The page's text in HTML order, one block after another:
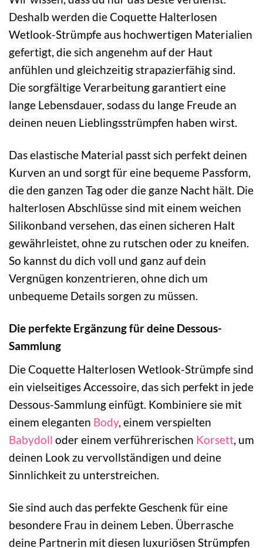
Deshalb werden die Coquette Halterlosen
Wetlook-Strümpfe aus hochwertigen Materialien
gefertigt, die sich angenehm auf der Haut
anfühlen und gleichzeitig strapazierfähig sind.
Die sorgfältige Verarbeitung garantiert eine
lange Lebensdauer, sodass du lange Freude an
deinen neuen Lieblingsstrümpfen haben wirst.
Das elastische Material passt sich perfekt deinen
Kurven an und sorgt für eine bequeme Passform,
die den ganzen Tag oder die ganze Nacht hält. Die
halterlosen Abschlüsse sind mit einem weichen
Silikonband versehen, das einen sicheren Halt
gewährleistet, ohne zu rutschen oder zu kneifen.
So kannst du dich voll und ganz auf dein
Vergnügen konzentrieren, ohne dich um
unbequeme Details sorgen zu müssen.
Die perfekte Ergänzung für deine Dessous-
Sammlung
Die Coquette Halterlosen Wetlook-Strümpfe sind
ein vielseitiges Accessoire, das sich perfekt in jede
Dessous-Sammlung einfügt. Kombiniere sie mit
einem eleganten Body, einem verspielten
Babydoll oder einem verführerischen Korsett , um
deinen Look zu vervollständigen und deine
Sinnlichkeit zu unterstreichen.
Sie sind auch das perfekte Geschenk für eine
besondere Frau in deinem Leben. Überrasche
deine Partnerin mit diesen luxuriösen Strümpfen